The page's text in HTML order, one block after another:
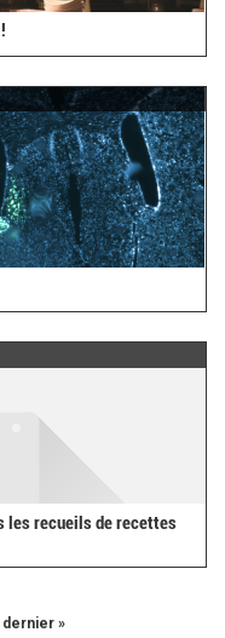
les recueils de recettes
dernier »